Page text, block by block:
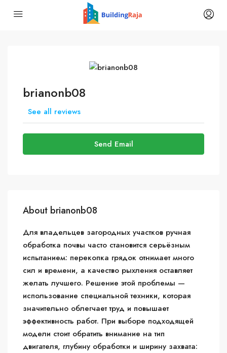
brianonb08
See all reviews
Send Email
About brianonb08
Для владельцев загородных участков ручная
обработка почвы часто становится серьёзным
испытанием: перекопка грядок отнимает много
сил и времени, а качество рыхления оставляет
желать лучшего. Решение этой проблемы —
использование специальной техники, которая
значительно облегчает труд и повышает
эффективность работ. При выборе подходящей
модели стоит обратить внимание на тип
двигателя, глубину обработки и ширину захвата: